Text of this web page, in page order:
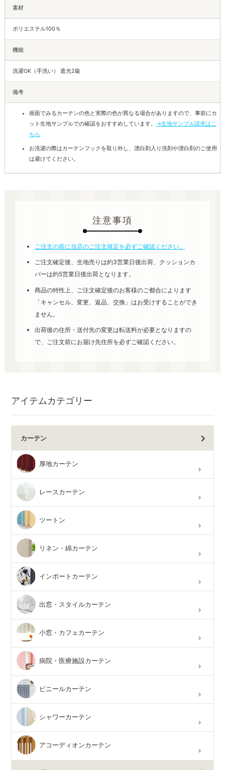
素材
ポリエステル100％
機能
洗濯OK（手洗い） 遮光2級
備考
画面でみるカーテンの色と実際の色が異なる場合がありますので、事前にカ
ット生地サンプルでの確認をおすすめしています。 →生地サンプル請求はこ
ちら
お洗濯の際はカーテンフックを取り外し、漂白剤入り洗剤や漂白剤のご使用
は避けてください。
注意事項
ご注文の前に当店のご注文規定を必ずご確認ください。
ご注文確定後、生地売りは約3営業日後出荷、クッションカ
バーは約5営業日後出荷となります。
商品の特性上、ご注文確定後のお客様のご都合によります
「キャンセル、変更、返品、交換」はお受けすることができ
ません。
出荷後の住所・送付先の変更は転送料が必要となりますの
で、ご注文前にお届け先住所を必ずご確認ください。
アイテムカテゴリー
カーテン
厚地カーテン
レースカーテン
ツートン
リネン・綿カーテン
インポートカーテン
出窓・スタイルカーテン
小窓・カフェカーテン
病院・医療施設カーテン
ビニールカーテン
シャワーカーテン
アコーディオンカーテン